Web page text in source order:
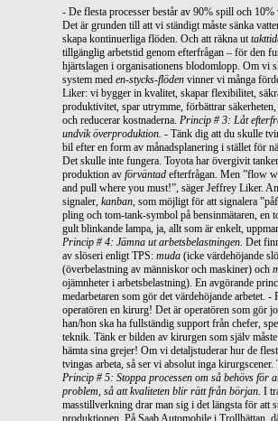
- De flesta processer består av 90% spill och
Det är grunden till att vi ständigt måste sänka
skapa kontinuerliga flöden. Och att räkna ut
tillgänglig arbetstid genom efterfrågan – för den
hjärtslagen i organisationens blodomlopp. Om vi
system med en-stycks-flöden vinner vi många
Liker: vi bygger in kvalitet, skapar flexibilitet,
produktivitet, spar utrymme, förbättrar
och reducerar kostnaderna. Princip # 3: Låt
undvik överproduktion. - Tänk dig att du skulle
bil efter en form av månadsplanering i stället för
Det skulle inte fungera. Toyota har övergivit
produktion av förväntad efterfrågan. Men ”flow
and pull where you must!”, säger Jeffrey Liker.
signaler, kanban, som möjligt för att signalera
pling och tom-tank-symbol på bensinmätaren, en
gult blinkande lampa, ja, allt som är enkelt,
Princip # 4: Jämna ut arbetsbelastningen. Det
av slöseri enligt TPS: muda (icke värdehöjande
(överbelastning av människor och maskiner) och
ojämnheter i arbetsbelastning). En avgörande
medarbetaren som gör det värdehöjande arbetet. -
operatören en kirurg! Det är operatören som gör
han/hon ska ha fullständig support från chefer,
teknik. Tänk er bilden av kirurgen som själv
hämta sina grejer! Om vi detaljstuderar hur de
tvingas arbeta, så ser vi absolut inga kirurgscener.
Princip # 5: Stoppa processen om så behövs för
problem, så att kvaliteten blir rätt från början. I
masstillverkning drar man sig i det längsta för att
produktionen. På Saab Automobile i Trollhättan,